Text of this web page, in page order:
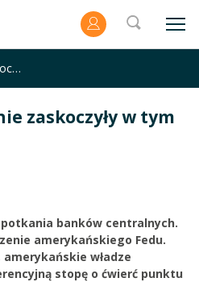
Banki centralne nie zaskoczyły w tym tygodniu
zaskoczyły w tym
banków centralnych.
amerykańskiego Fedu.
władze
stopę o ćwierć punktu